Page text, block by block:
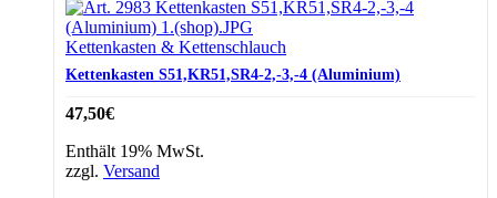
Kettenkasten & Kettenschlauch
Kettenkasten S51,KR51,SR4-2,-3,-4 (Aluminium)
47,50€
Enthält 19% MwSt.
zzgl. Versand